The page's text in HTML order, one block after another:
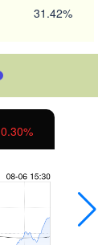
31.42%
0.30%